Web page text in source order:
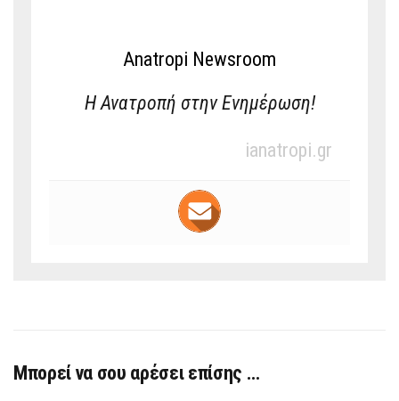
Anatropi Newsroom
Η Ανατροπή στην Ενημέρωση!
ianatropi.gr
Μπορεί να σου αρέσει επίσης …